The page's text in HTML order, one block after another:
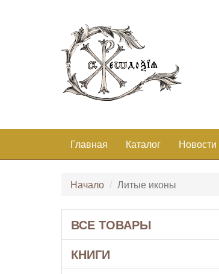
Главная Каталог Новости
Начало Литые иконы
ВСЕ ТОВАРЫ
КНИГИ